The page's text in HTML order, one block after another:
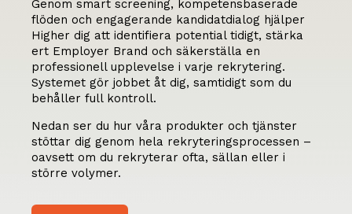
Genom smart screening, kompetensbaserade
flöden och engagerande kandidatdialog hjälper
Higher dig att identifiera potential tidigt, stärka
ert Employer Brand och säkerställa en
professionell upplevelse i varje rekrytering.
Systemet gör jobbet åt dig, samtidigt som du
behåller full kontroll.
Nedan ser du hur våra produkter och tjänster
stöttar dig genom hela rekryteringsprocessen –
oavsett om du rekryterar ofta, sällan eller i
större volymer.